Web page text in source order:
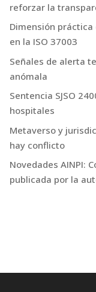
reforzar la
Dimensión
en la ISO 37003
Señales de alerta
anómala
Sentencia SJSO
hospitales
Metaverso y
hay conflicto
Novedades AINPI:
publicada por la